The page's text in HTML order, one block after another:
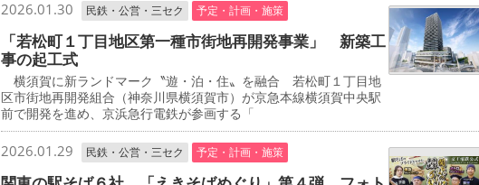
2026.01.30 民鉄・公営・三セク 予定・計画・施策
「若松町１丁目地区第一種市街地再開発事業」 新築工
事の起工式
横須賀に新ランドマーク〝遊・泊・住〟を融合 若松町１丁目地
区市街地再開発組合（神奈川県横須賀市）が京急本線横須賀中央駅
前で開発を進め、京浜急行電鉄が参画する「
2026.01.29 民鉄・公営・三セク 予定・計画・施策